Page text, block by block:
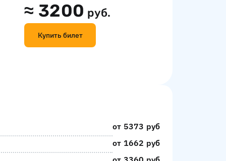
≈ 3200 руб.
Купить билет
от 5373 руб
от 1662 руб